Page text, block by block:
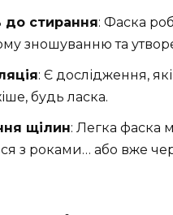
до стирання: Фаска
зношуванню та
: Є дослідження,
будь ласка.
щілин: Легка фаска
з роками… або вже